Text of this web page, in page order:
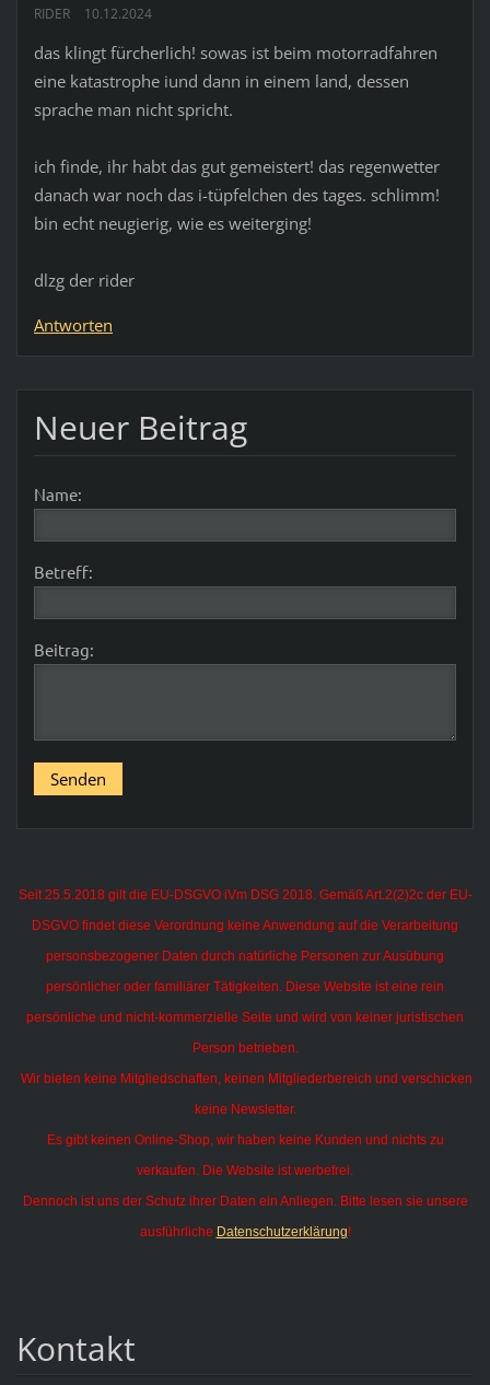
RIDER 10.12.2024
das klingt fürcherlich! sowas ist beim motorradfahren
eine katastrophe iund dann in einem land, dessen
sprache man nicht spricht.
ich finde, ihr habt das gut gemeistert! das regenwetter
danach war noch das i-tüpfelchen des tages. schlimm!
bin echt neugierig, wie es weiterging!
dlzg der rider
Antworten
Neuer Beitrag
Name:
Betreff:
Beitrag:
Seit 25.5.2018 gilt die EU-DSGVO iVm DSG 2018. Gemäß Art.2(2)2c der EU-
DSGVO findet diese Verordnung keine Anwendung auf die Verarbeitung
personsbezogener Daten durch natürliche Personen zur Ausübung
persönlicher oder familiärer Tätigkeiten. Diese Website ist eine rein
persönliche und nicht-kommerzielle Seite und wird von keiner juristischen
Person betrieben.
Wir bieten keine Mitgliedschaften, keinen Mitgliederbereich und verschicken
keine Newsletter.
Es gibt keinen Online-Shop, wir haben keine Kunden und nichts zu
verkaufen. Die Website ist werbefrei.
Dennoch ist uns der Schutz ihrer Daten ein Anliegen. Bitte lesen sie unsere
ausführliche Datenschutzerklärung!
Kontakt